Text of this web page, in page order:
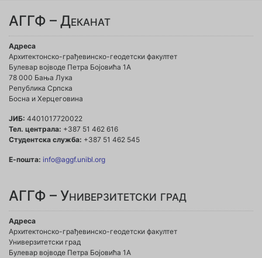
АГГФ – Деканат
Адреса
Архитектонско-грађевинско-геодетски факултет
Булевар војводе Петра Бојовића 1A
78 000 Бања Лука
Република Српска
Босна и Херцеговина
ЈИБ: 4401017720022
Тел. централа: +387 51 462 616
Студентска служба: +387 51 462 545
Е-пошта: info@aggf.unibl.org
АГГФ – Универзитетски град
Адреса
Архитектонско-грађевинско-геодетски факултет
Универзитетски град
Булевар војводе Петра Бојовића 1A